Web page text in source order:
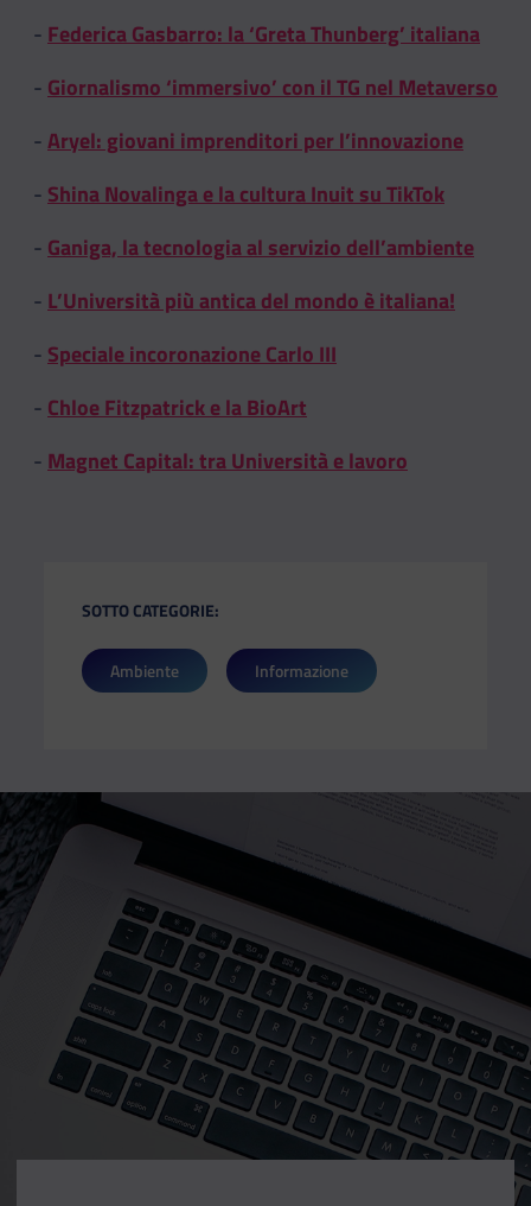
- Federica Gasbarro: la ‘Greta Thunberg’ italiana
- Giornalismo ‘immersivo’ con il TG nel Metaverso
-Aryel: giovani imprenditori per l’innovazione
- Shina Novalinga e la cultura Inuit su TikTok
- Ganiga, la tecnologia al servizio dell’ambiente
- L’Università più antica del mondo è italiana!
- Speciale incoronazione Carlo III
- Chloe Fitzpatrick e la BioArt
- Magnet Capital: tra Università e lavoro
SOTTO CATEGORIE:
Ambiente Informazione